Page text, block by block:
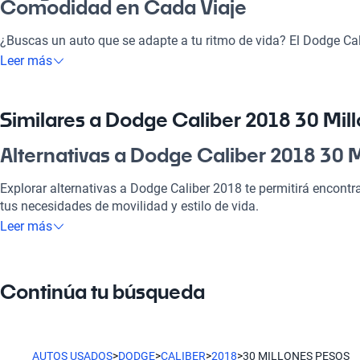
Comodidad en Cada Viaje
¿Buscas un auto que se adapte a tu ritmo de vida? El Dodge
pesos es la elección perfecta para quienes buscan disfrutar
moderna, cada viaje será un placer. Es una excelente inversión
seguridad en la carretera.
¿Por qué elegir Dodge Caliber 2018 30
Tecnología al servicio de tu comodidad
Disfrutá de la mejor tecnología con Tecnología moderna, lo que
Leer más
Similares a Dodge Caliber 2018 30
Alternativas a Dodge Caliber 2018 30
Explorar alternativas a Dodge Caliber 2018 te permitirá
tus necesidades de movilidad y estilo de vida.
Dodge Durango
Leer más
Continúa tu búsqueda
AUTOS USADOS>DODGE>CALIBER>2018>30 MILLONES PESOS